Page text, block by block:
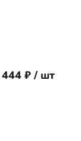
444 ₽ / шт